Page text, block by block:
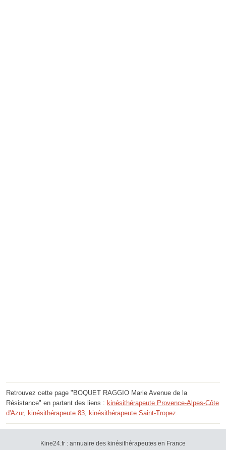
Retrouvez cette page "BOQUET RAGGIO Marie Avenue de la
Résistance" en partant des liens : kinésithérapeute Provence-Alpes-Côte
d'Azur, kinésithérapeute 83 kinésithérapeute Saint-Tropez
Kine24.fr : annuaire des kinésithérapeutes en France